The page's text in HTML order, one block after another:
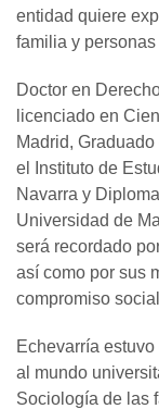
entidad quiere
familia y
Doctor en
licenciado en
Madrid,
el Instituto de
Navarra y
Universidad de
será recordado
así como por sus
compromiso
Echevarría
al mundo
Sociología de las